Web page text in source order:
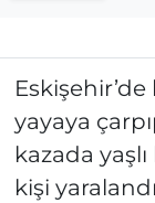
yayaya
kazada
kişi